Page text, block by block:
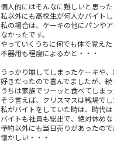
個人的にはそんなに難しいと思った
私以外にも高校生が何人かバイト
私の場合は、ケーキの他にパンや
なかったです。
やっていくうちに何でも体で覚え
不器用も程度によるかと・・・
うっかり崩してしまったケーキや
好きだったので喜んでましたが、続
うちは家族でワーッと食べてしま
そう言えば、クリスマスは戦場でし
私がバイトをしていた時は、時代
バイトも社員も総出で、絶対休めな
予約以外にも当日売りがあったの
懐かしい・・・